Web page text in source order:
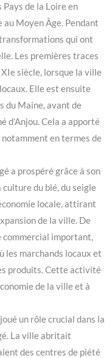
de la Loire en
Moyen Âge. Pendant
qui ont
Les premières traces
siècle, lorsque la ville
Elle est ensuite
du Maine, avant de
d’Anjou. Cela a apporté
en termes de
a prospéré grâce à son
du blé, du seigle
locale, attirant
de la ville. De
commercial important,
les marchands locaux et
produits. Cette activité
de la ville et à
un rôle crucial dans la
La ville abritait
des centres de piété